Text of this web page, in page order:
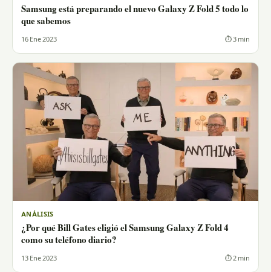
Samsung está preparando el nuevo Galaxy Z Fold 5 todo lo
que sabemos
16 Ene 2023 ⏱ 3 min
ANÁLISIS
¿Por qué Bill Gates eligió el Samsung Galaxy Z Fold 4
como su teléfono diario?
13 Ene 2023 ⏱ 2 min